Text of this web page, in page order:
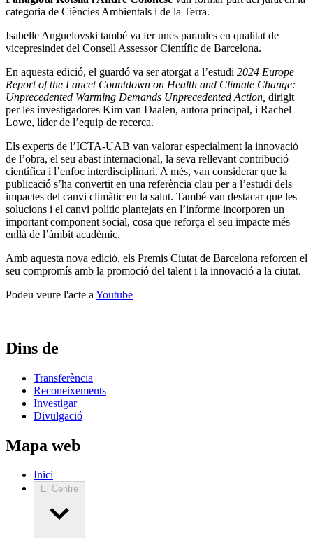
categoria de Ciències Ambientals i de la Terra.
Isabelle Anguelovski també va fer unes paraules en qualitat de
vicepresindet del Consell Assessor Científic de Barcelona.
En aquesta edició, el guardó va ser atorgat a l’estudi 2024 Europe
Report of the Lancet Countdown on Health and Climate Change:
Unprecedented Warming Demands Unprecedented Action, dirigit
per les investigadores Kim van Daalen, autora principal, i Rachel
Lowe, líder de l’equip de recerca.
Els experts de l’ICTA-UAB van valorar especialment la innovació
de l’obra, el seu abast internacional, la seva rellevant contribució
científica i l’enfoc interdisciplinari. A més, van considerar que la
publicació s’ha convertit en una referència clau per a l’estudi dels
impactes del canvi climàtic en la salut. També van destacar que les
solucions i el canvi polític plantejats en l’informe incorporen un
important component social, cosa que reforça el seu impacte més
enllà de l’àmbit acadèmic.
Amb aquesta nova edició, els Premis Ciutat de Barcelona reforcen el
seu compromís amb la promoció del talent i la innovació a la ciutat.
Podeu veure l'acte a Youtube
Dins de
Transferència
Reconeixements
Investigar
Divulgació
Mapa web
Inici
El Centre